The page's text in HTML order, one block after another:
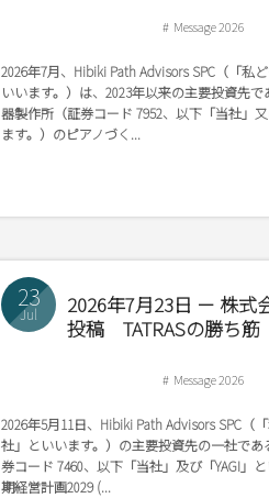
Message 2026
2026年7月、Hibiki Path Advisors SPC（「私
いいます。）は、2023年以来の主要投資先
器製作所（証券コード 7952、以下「当社」
ます。）のピアノづく...
23
Jul
2026年7月23日 － 株式
投稿 TATRASの勝ち筋
Message 2026
2026年5月11日、Hibiki Path Advisors SPC（
社」といいます。）の主要投資先の一社で
券コード 7460、以下「当社」及び「YAGI」
期経営計画2029 (...